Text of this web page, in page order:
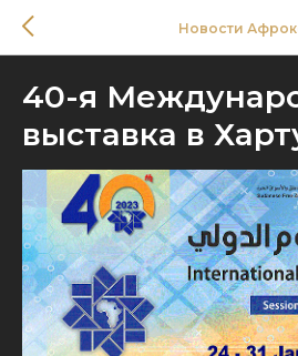
Новости
40-я
выставка в